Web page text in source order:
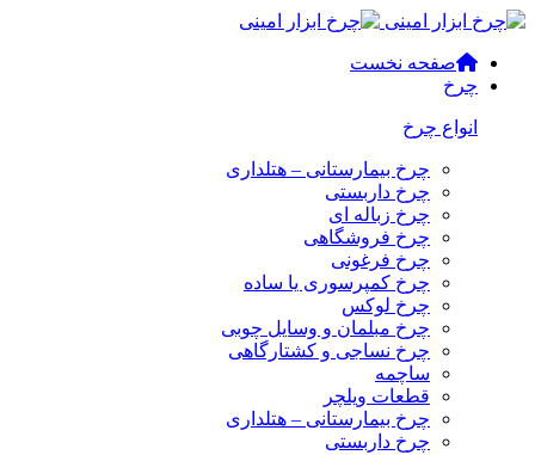
صفحه نخست
چرخ
انواع چرخ
چرخ بیمارستانی – هتلداری
چرخ داربستی
چرخ زباله ای
چرخ فروشگاهی
چرخ فرغونی
چرخ کمپرسوری یا ساده
چرخ لوکس
چرخ مبلمان و وسایل چوبی
چرخ نساجی و کشتارگاهی
ساچمه
قطعات ویلچر
چرخ بیمارستانی – هتلداری
چرخ داربستی